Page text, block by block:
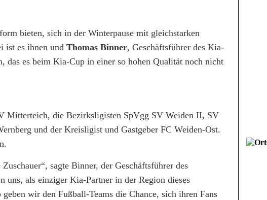
bieten, sich in der Winterpause mit gleichstarken
ist es ihnen und Thomas Binner, Geschäftsführer des Kia-
das es beim Kia-Cup in einer so hohen Qualität noch nicht
Mitterteich, die Bezirksligisten SpVgg SV Weiden II, SV
und der Kreisligist und Gastgeber FC Weiden-Ost.
sagte Binner, der Geschäftsführer des
uns, als einziger Kia-Partner in der Region dieses
wir den Fußball-Teams die Chance, sich ihren Fans